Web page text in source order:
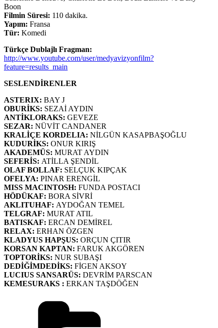
Boon
Filmin Süresi: 110 dakika.
Yapım: Fransa
Tür: Komedi
Türkçe Dublajlı Fragman:
http://www.youtube.com/user/medyavizyonfilm?
feature=results_main
SESLENDİRENLER
ASTERIX: BAY J
OBURİKS: SEZAİ AYDIN
ANTİKLORAKS: GEVEZE
SEZAR: NÜVİT CANDANER
KRALİÇE KORDELIA: NİLGÜN KASAPBAŞOĞLU
KUDURİKS: ONUR KIRIŞ
AKADEMÜS: MURAT AYDIN
SEFERİS: ATİLLA ŞENDİL
OLAF BOLLAF: SELÇUK KIPÇAK
OFELYA: PINAR ERENGİL
MISS MACINTOSH: FUNDA POSTACI
HÖDÜKAF: BORA SİVRİ
AKLITUHAF: AYDOĞAN TEMEL
TELGRAF: MURAT ATIL
BATISKAF: ERCAN DEMİREL
RELAX: ERHAN ÖZGEN
KLADYUS HAPŞUS: ORÇUN ÇITIR
KORSAN KAPTAN: FARUK AKGÖREN
TOPTORİKS: NUR SUBAŞI
DEDİĞİMDEDİKS: FİGEN AKSOY
LUCIUS SANSARÜS: DEVRİM PARSCAN
KEMESURAKS : ERKAN TAŞDÖĞEN